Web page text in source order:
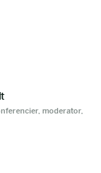
moderator,